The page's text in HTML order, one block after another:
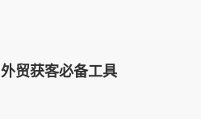
外贸获客必备工具